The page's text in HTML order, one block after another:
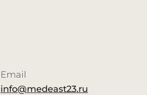
Email
info@medeast23.ru